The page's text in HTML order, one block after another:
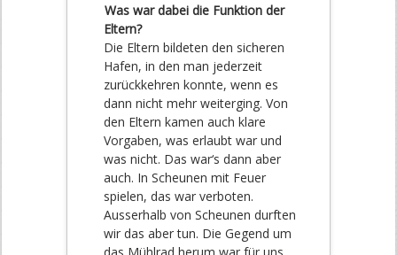
Was war dabei die Funktion der
Eltern?
Die Eltern bildeten den sicheren
Hafen, in den man jederzeit
zurückkehren konnte, wenn es
dann nicht mehr weiterging. Von
den Eltern kamen auch klare
Vorgaben, was erlaubt war und
was nicht. Das war‘s dann aber
auch. In Scheunen mit Feuer
spielen, das war verboten.
Ausserhalb von Scheunen durften
wir das aber tun. Die Gegend um
das Mühlrad herum war für uns